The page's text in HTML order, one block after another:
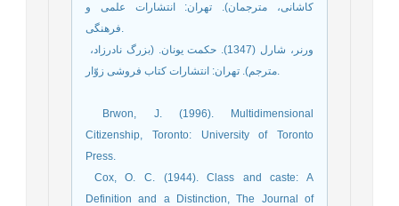
کاشانی، مترجمان). تهران: انتشارات علمی و
فرهنگی.
مترجم). تهران: انتشارات کتاب فروشی زوّار.
­ Brwon, J. (1996). Multidimensional
Citizenship, Toronto: University of Toronto
Press.
­ Cox, O. C. (1944). Class and caste: A
Definition and a Distinction, The Journal of